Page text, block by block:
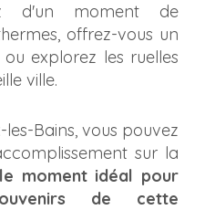
d'un moment de
offrez-vous un
explorez les ruelles
ville.
Bains, vous pouvez
sur la
moment idéal pour
de cette